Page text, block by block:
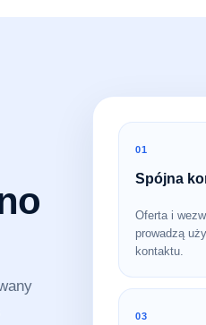
01
Spójna
Oferta i
prowadzą
kontaktu.
03